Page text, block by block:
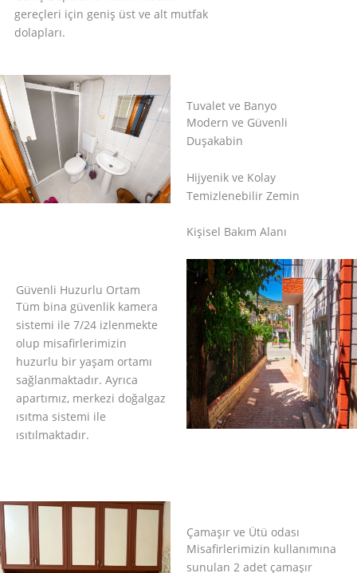
gereçleri için geniş üst ve alt mutfak
dolapları.
Tuvalet ve Banyo
Modern ve Güvenli
Duşakabin
Hijyenik ve Kolay
Temizlenebilir Zemin
Kişisel Bakım Alanı
Güvenli Huzurlu Ortam
Tüm bina güvenlik kamera
sistemi ile 7/24 izlenmekte
olup misafirlerimizin
huzurlu bir yaşam ortamı
sağlanmaktadır. Ayrıca
apartımız, merkezi doğalgaz
ısıtma sistemi ile
ısıtılmaktadır.
Çamaşır ve Ütü odası
Misafirlerimizin kullanımına
sunulan 2 adet çamaşır